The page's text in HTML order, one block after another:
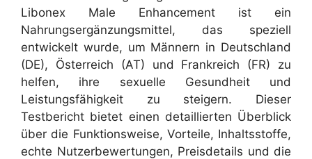
Libonex Male Enhancement ist ein
Nahrungsergänzungsmittel, das speziell
entwickelt wurde, um Männern in Deutschland
(DE), Österreich (AT) und Frankreich (FR) zu
helfen, ihre sexuelle Gesundheit und
Leistungsfähigkeit zu steigern. Dieser
Testbericht bietet einen detaillierten Überblick
über die Funktionsweise, Vorteile, Inhaltsstoffe,
echte Nutzerbewertungen, Preisdetails und die